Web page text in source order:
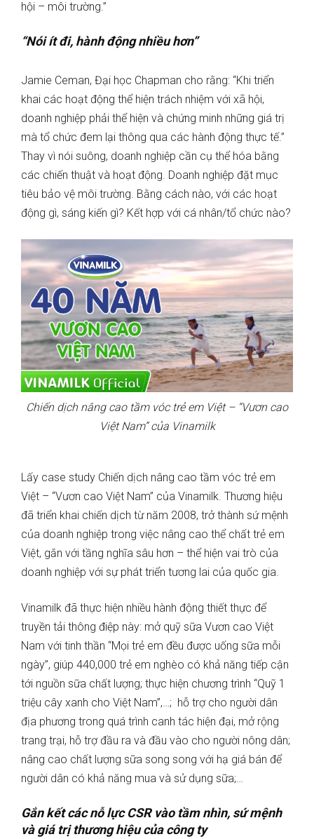
hội – môi trường.”
“Nói ít đi, hành động nhiều hơn”
Jamie Ceman, Đại học Chapman cho rằng: “Khi triển
khai các hoạt động thể hiện trách nhiệm với xã hội,
doanh nghiệp phải thể hiện và chứng minh những giá trị
mà tổ chức đem lại thông qua các hành động thực tế.”
Thay vì nói suông, doanh nghiệp cần cụ thể hóa bằng
các chiến thuật và hoạt động. Doanh nghiệp đặt mục
tiêu bảo vệ môi trường. Bằng cách nào, với các hoạt
động gì, sáng kiến gì? Kết hợp với cá nhân/tổ chức nào?
Chiến dịch nâng cao tầm vóc trẻ em Việt – “Vươn cao
Việt Nam” của Vinamilk
Lấy case study Chiến dịch nâng cao tầm vóc trẻ em
Việt – “Vươn cao Việt Nam” của Vinamilk. Thương hiệu
đã triển khai chiến dịch từ năm 2008, trở thành sứ mệnh
của doanh nghiệp trong việc nâng cao thể chất trẻ em
Việt, gắn với tầng nghĩa sâu hơn – thể hiện vai trò của
doanh nghiệp với sự phát triển tương lai của quốc gia.
Vinamilk đã thực hiện nhiều hành động thiết thực để
truyền tải thông điệp này: mở quỹ sữa Vươn cao Việt
Nam với tinh thần “Mọi trẻ em đều được uống sữa mỗi
ngày”, giúp 440,000 trẻ em nghèo có khả năng tiếp cận
tới nguồn sữa chất lượng; thực hiện chương trình “Quỹ 1
triệu cây xanh cho Việt Nam”,…; hỗ trợ cho người dân
địa phương trong quá trình canh tác hiện đại, mở rộng
trang trại, hỗ trợ đầu ra và đầu vào cho người nông dân;
nâng cao chất lượng sữa song song với hạ giá bán để
người dân có khả năng mua và sử dụng sữa;…
Gắn kết các nỗ lực CSR vào tầm nhìn, sứ mệnh
và giá trị thương hiệu của công ty